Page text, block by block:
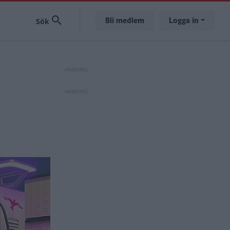
Bli medlem Logga in